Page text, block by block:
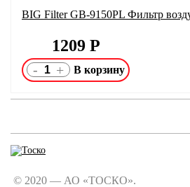
BIG Filter GB-9150PL Фильтр
1209 Р
- +
© 2020 — АО «ТОСКО».